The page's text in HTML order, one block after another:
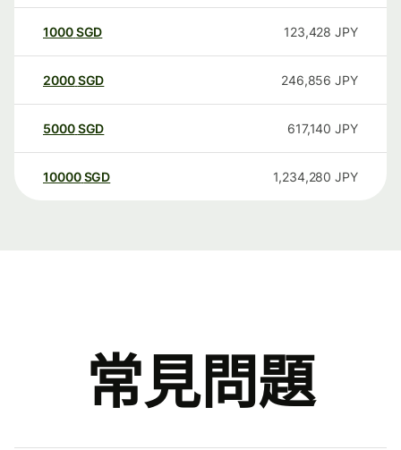
1000SGD 123,428 JPY
2000SGD 246,856 JPY
5000SGD 617,140 JPY
10000 SGD 1,234,280 JPY
常見問題